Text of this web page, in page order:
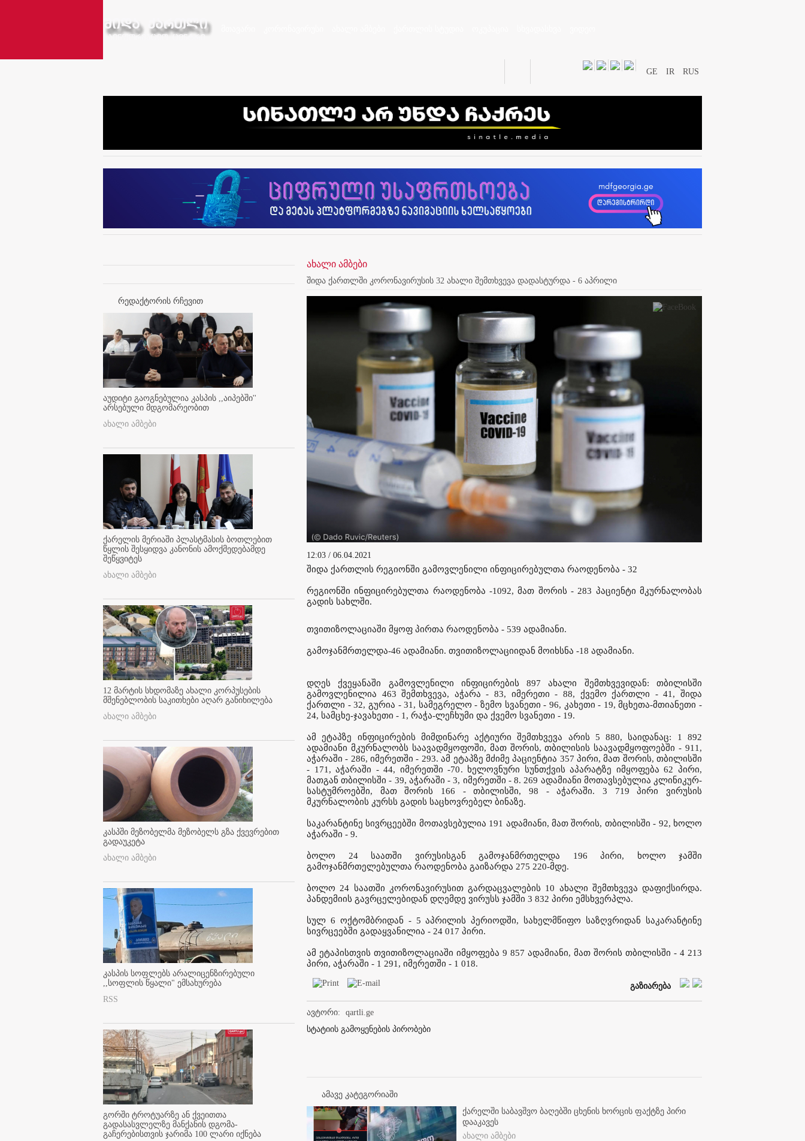
GE IR RUS
რედაქტორის რჩევით
აუდიტი გაოგნებულია კასპის ,,აიპებში''
არსებული მდგომარეობით
ახალი ამბები
ქარელის მერიაში პლასტმასის ბოთლებით
წყლის შესყიდვა კანონის ამოქმედებამდე
შეწყვიტეს
ახალი ამბები
12 მარტის სხდომაზე ახალი კორპუსების
მშენებლობის საკითხები აღარ განიხილება
ახალი ამბები
კასპში მეზობელმა მეზობელს გზა ქვევრებით
გადაუკეტა
ახალი ამბები
კასპის სოფლებს არალიცენზირებული
,,სოფლის წყალი" ემსახურება
RSS
გორში ტროტუარზე ან ქვეითთა
გადასასვლელზე მანქანის დგომა-
გაჩერებისთვის ჯარიმა 100 ლარი იქნება
ახალი ამბები
შიდა ქართლში კორონავირუსის 32 ახალი შემთხვევა დადასტურდა - 6 აპრილი
12:03 / 06.04.2021
შიდა ქართლის რეგიონში გამოვლენილი ინფიცირებულთა რაოდენობა - 32
რეგიონში ინფიცირებულთა რაოდენობა -1092, მათ შორის - 283 პაციენტი მკურნალობას
გადის სახლში.
თვითიზოლაციაში მყოფ პირთა რაოდენობა - 539 ადამიანი.
გამოჯანმრთელდა-46 ადამიანი. თვითიზოლაციიდან მოიხსნა -18 ადამიანი.
დღეს ქვეყანაში გამოვლენილი ინფიცირების 897 ახალი შემთხვევიდან: თბილისში
გამოვლენილია 463 შემთხვევა, აჭარა - 83, იმერეთი - 88, ქვემო ქართლი - 41, შიდა
ქართლი - 32, გურია - 31, სამეგრელო - ზემო სვანეთი - 96, კახეთი - 19, მცხეთა-მთიანეთი -
24, სამცხე-ჯავახეთი - 1, რაჭა-ლეჩხუმი და ქვემო სვანეთი - 19.
ამ ეტაპზე ინფიცირების მიმდინარე აქტიური შემთხვევა არის 5 880, საიდანაც: 1 892
ადამიანი მკურნალობს საავადმყოფოში, მათ შორის, თბილისის საავადმყოფოებში - 911,
აჭარაში - 286, იმერეთში - 293. ამ ეტაპზე მძიმე პაციენტია 357 პირი, მათ შორის, თბილისში
- 171, აჭარაში - 44, იმერეთში -70. ხელოვნური სუნთქვის აპარატზე იმყოფება 62 პირი,
მათგან თბილისში - 39, აჭარაში - 3, იმერეთში - 8. 269 ადამიანი მოთავსებულია კლინიკურ-
სასტუმროებში, მათ შორის 166 - თბილისში, 98 - აჭარაში. 3 719 პირი ვირუსის
მკურნალობის კურსს გადის საცხოვრებელ ბინაზე.
საკარანტინე სივრცეებში მოთავსებულია 191 ადამიანი, მათ შორის, თბილისში - 92, ხოლო
აჭარაში - 9.
ბოლო 24 საათში ვირუსისგან გამოჯანმრთელდა 196 პირი, ხოლო ჯამში
გამოჯანმრთელებულთა რაოდენობა გაიზარდა 275 220-მდე.
ბოლო 24 საათში კორონავირუსით გარდაცვალების 10 ახალი შემთხვევა დაფიქსირდა.
პანდემიის გავრცელებიდან დღემდე ვირუსს ჯამში 3 832 პირი ემსხვერპლა.
სულ 6 ოქტომბრიდან - 5 აპრილის პერიოდში, სახელმწიფო საზღვრიდან საკარანტინე
სივრცეებში გადაყვანილია - 24 017 პირი.
ამ ეტაპისთვის თვითიზოლაციაში იმყოფება 9 857 ადამიანი, მათ შორის თბილისში - 4 213
პირი, აჭარაში - 1 291, იმერეთში - 1 018.
გაზიარება
ავტორი:
qartli.ge
სტატიის გამოყენების პირობები
ამავე კატეგორიაში
ქარელში საბავშვო ბაღებში ცხენის ხორცის ფაქტზე პირი
დააკავეს
ახალი ამბები